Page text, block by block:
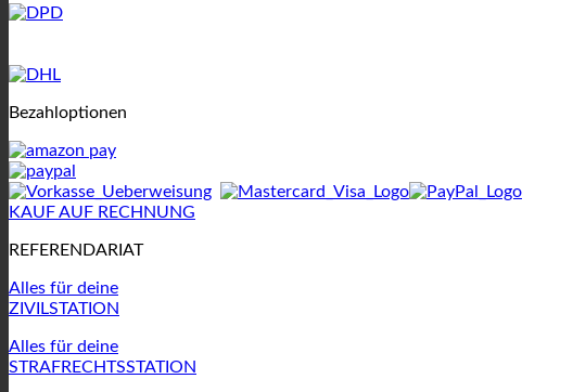
Bezahloptionen
KAUF AUF RECHNUNG
REFERENDARIAT
Alles für deine
ZIVILSTATION
Alles für deine
STRAFRECHTSSTATION